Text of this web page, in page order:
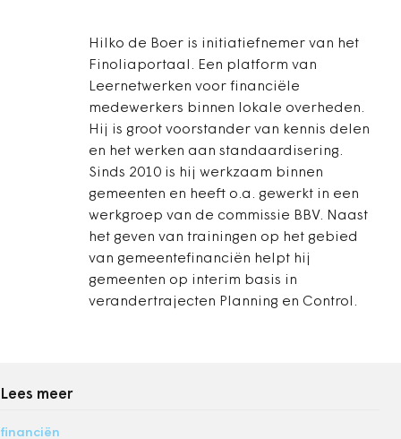
Hilko de Boer is initiatiefnemer van het
Finoliaportaal. Een platform van
Leernetwerken voor financiële
medewerkers binnen lokale overheden.
Hij is groot voorstander van kennis delen
en het werken aan standaardisering.
Sinds 2010 is hij werkzaam binnen
gemeenten en heeft o.a. gewerkt in een
werkgroep van de commissie BBV. Naast
het geven van trainingen op het gebied
van gemeentefinanciën helpt hij
gemeenten op interim basis in
verandertrajecten Planning en Control.
Lees meer
financiën